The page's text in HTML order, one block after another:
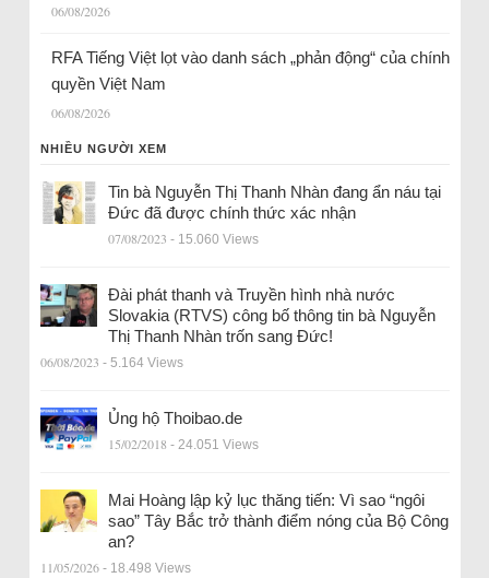
06/08/2026
RFA Tiếng Việt lọt vào danh sách „phản động“ của chính
quyền Việt Nam
06/08/2026
NHIỀU NGƯỜI XEM
Tin bà Nguyễn Thị Thanh Nhàn đang ẩn náu tại
Đức đã được chính thức xác nhận
07/08/2023 - 15.060 Views
Đài phát thanh và Truyền hình nhà nước
Slovakia (RTVS) công bố thông tin bà Nguyễn
Thị Thanh Nhàn trốn sang Đức!
06/08/2023 - 5.164 Views
Ủng hộ Thoibao.de
15/02/2018 - 24.051 Views
Mai Hoàng lập kỷ lục thăng tiến: Vì sao “ngôi
sao” Tây Bắc trở thành điểm nóng của Bộ Công
an?
11/05/2026 - 18.498 Views